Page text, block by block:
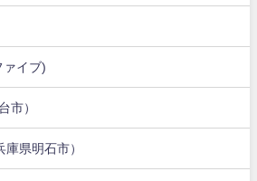
ァイブ)
市）
県明石市）